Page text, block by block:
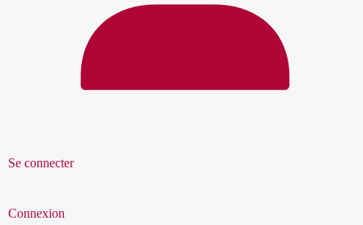
Se connecter
Connexion